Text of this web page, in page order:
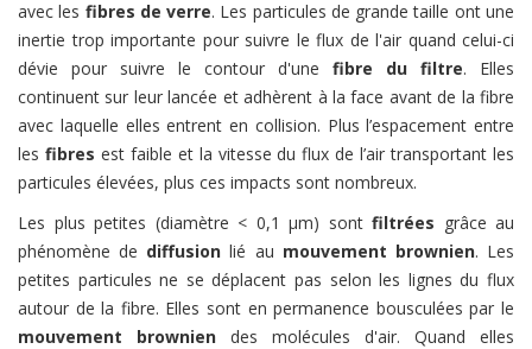
avec les fibres de verre. Les particules de grande taille ont une
inertie trop importante pour suivre le flux de l'air quand celui-ci
dévie pour suivre le contour d'une fibre du filtre. Elles
continuent sur leur lancée et adhèrent à la face avant de la fibre
avec laquelle elles entrent en collision. Plus l’espacement entre
les fibres est faible et la vitesse du flux de l’air transportant les
particules élevées, plus ces impacts sont nombreux.
Les plus petites (diamètre < 0,1 µm) sont filtrées grâce au
phénomène de diffusion lié au mouvement brownien. Les
petites particules ne se déplacent pas selon les lignes du flux
autour de la fibre. Elles sont en permanence bousculées par le
mouvement brownien des molécules d'air. Quand elles